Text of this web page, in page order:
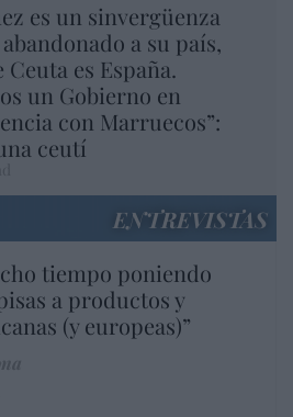
es un sinvergüenza
a su país,
es España.
un Gobierno en
con Marruecos”:
ceutí
ENTREVISTAS
tiempo poniendo
a productos y
(y europeas)”